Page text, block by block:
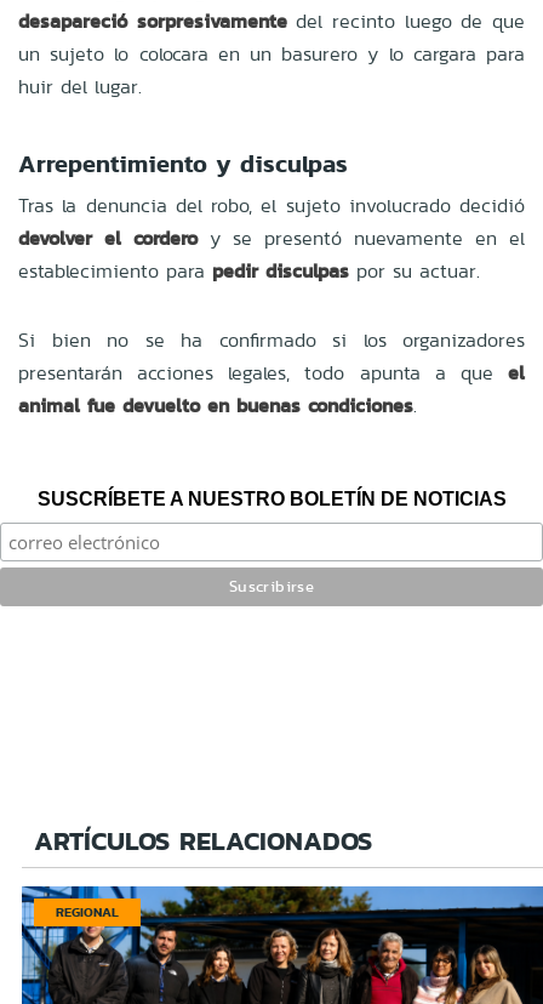
desapareció sorpresivamentedel recinto luego de que
un sujeto lo colocara en un basurero y lo cargara para
huir del lugar.
Arrepentimiento y disculpas
Tras la denuncia del robo, el sujeto involucrado decidió
devolver el corderoy se presentó nuevamente en el
establecimiento para pedir disculpas por su actuar.
Si bien no se ha confirmado si los organizadores
presentarán acciones legales, todo apunta a que el
animal fue devuelto en buenas condiciones.
SUSCRÍBETE A NUESTRO BOLETÍN DE NOTICIAS
ARTÍCULOS RELACIONADOS
REGIONAL